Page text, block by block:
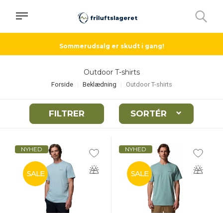
Sommerudsalg er skudt i gang!
Outdoor T-shirts
Forside Beklædning Outdoor T-shirts
FILTRER SORTÉR
NYHED
SALE
NYHED
SALE